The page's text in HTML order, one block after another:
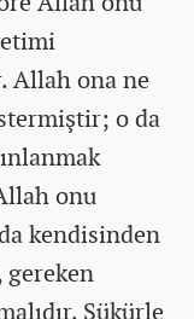
Allah ona ne
o da
onu
kendisinden
gereken
Şükürle